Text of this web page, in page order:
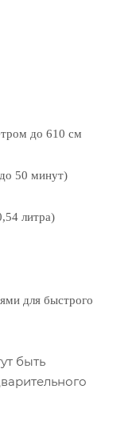
до 610 см
50 минут)
литра)
для быстрого
быть